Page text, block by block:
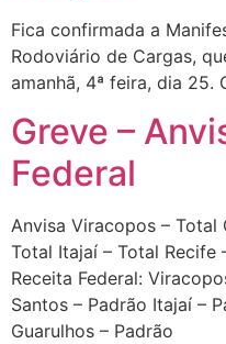
Fica confirmada a
Rodoviário de Cargas,
amanhã, 4ª feira, dia 25.
Greve –
Federal
Anvisa Viracopos – Total
Total Itajaí – Total Recife
Receita Federal:
Santos – Padrão Itajaí –
Guarulhos – Padrão